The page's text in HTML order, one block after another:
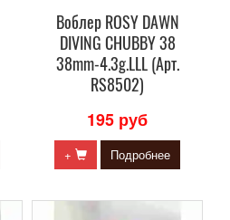
Воблер ROSY DAWN
DIVING CHUBBY 38
38mm-4.3g.LLL (Арт.
RS8502)
195 руб
+ Подробнее